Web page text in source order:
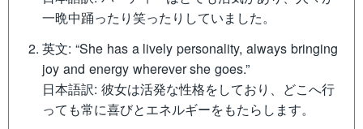
一晩中踊ったり笑ったりしていました。
英文: “She has a lively personality, always bringing
joy and energy wherever she goes.”
日本語訳: 彼女は活発な性格をしており、どこへ行
っても常に喜びとエネルギーをもたらします。